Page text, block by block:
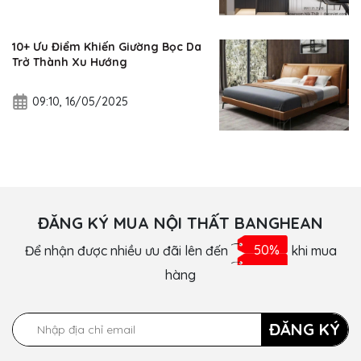
10+ Ưu Điểm Khiến Giường Bọc Da
Trở Thành Xu Hướng
09:10, 16/05/2025
ĐĂNG KÝ MUA NỘI THẤT BANGHEAN
Để nhận được nhiều ưu đãi lên đến 50% khi mua
hàng
ĐĂNG KÝ